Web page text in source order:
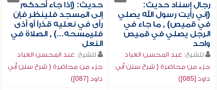
رجال إسناد حديث:
(إني رأيت رسول الله يصلي
في قميص) , ما جاء في
الرجل يصلي في قميص
واحد
للشيخ: عبد المحسن العباد
جزء من محاضرة ( شرح سنن أبي
داود [085])
حديث: (إذا جاء أحدكم
إلى المسجد فلينظر فإن
رأى في نعليه قذراً أو أذى
فليمسحه...) , الصلاة في
النعل
للشيخ: عبد المحسن العباد
جزء من محاضرة ( شرح سنن أبي
داود [087])